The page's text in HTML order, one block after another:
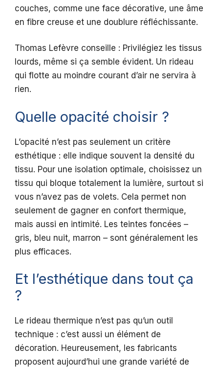
couches, comme une face décorative, une âme
en fibre creuse et une doublure réfléchissante.
Thomas Lefèvre conseille : Privilégiez les tissus
lourds, même si ça semble évident. Un rideau
qui flotte au moindre courant d’air ne servira à
rien.
Quelle opacité choisir ?
L’opacité n’est pas seulement un critère
esthétique : elle indique souvent la densité du
tissu. Pour une isolation optimale, choisissez un
tissu qui bloque totalement la lumière, surtout si
vous n’avez pas de volets. Cela permet non
seulement de gagner en confort thermique,
mais aussi en intimité. Les teintes foncées –
gris, bleu nuit, marron – sont généralement les
plus efficaces.
Et l’esthétique dans tout ça
?
Le rideau thermique n’est pas qu’un outil
technique : c’est aussi un élément de
décoration. Heureusement, les fabricants
proposent aujourd’hui une grande variété de